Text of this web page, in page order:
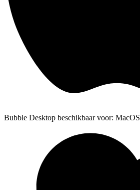
Bubble Desktop beschikbaar voor: MacOS